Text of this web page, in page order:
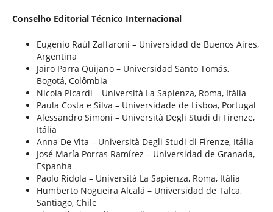
Conselho Editorial Técnico Internacional
Eugenio Raúl Zaffaroni – Universidad de Buenos Aires,
Argentina
Jairo Parra Quijano – Universidad Santo Tomás,
Bogotá, Colômbia
Nicola Picardi – Università La Sapienza, Roma, Itália
Paula Costa e Silva – Universidade de Lisboa, Portugal
Alessandro Simoni – Università Degli Studi di Firenze,
Itália
Anna De Vita – Università Degli Studi di Firenze, Itália
José María Porras Ramírez – Universidad de Granada,
Espanha
Paolo Ridola – Università La Sapienza, Roma, Itália
Humberto Nogueira Alcalá – Universidad de Talca,
Santiago, Chile